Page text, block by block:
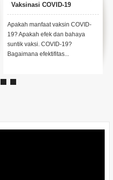
Vaksinasi COVID-19
Apakah manfaat vaksin COVID-
19? Apakah efek dan bahaya
suntik vaksi. COVID-19?
Bagaimana efektifitas...